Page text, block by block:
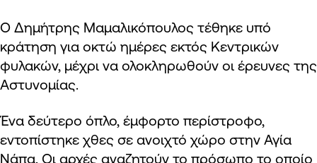
Ο Δημήτρης Μαμαλικόπουλος τέθηκε υπό
κράτηση για οκτώ ημέρες εκτός Κεντρικών
φυλακών, μέχρι να ολοκληρωθούν οι έρευνες της
Αστυνομίας.
Ένα δεύτερο όπλο, έμφορτο περίστροφο,
εντοπίστηκε χθες σε ανοιχτό χώρο στην Αγία
Νάπα. Οι αρχές αναζητούν το πρόσωπο το οποίο